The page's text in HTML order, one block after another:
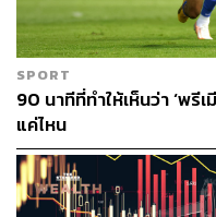
(CPI) และดัชนีราคาผู้ผลิต
มาเร่งตัวขึ้นสูงกว่าคาดก
เทียบเป็นรายเดือน พบว่าข
ขึ้นมากที่สุดในรอบ 6 เดื
มา ซึ่งการเพิ่มขึ้นสูงกว่า
เป็นทิศทางต่อเนื่องจากเ
เพิ่มมากขึ้นในการบรรลุเ
SPORT
90 นาทีที่ทำให้เห็นว่า ‘พรี
แค่ไหน